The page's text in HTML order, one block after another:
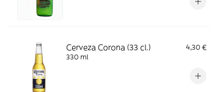
Cerveza Corona (33 cl.)
4,30 €
330 ml